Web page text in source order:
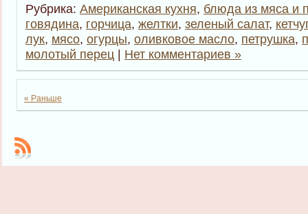
Рубрика: Американская кухня, блюда из мяса и
говядина, горчица, желтки, зеленый салат,
лук, мясо, огурцы, оливковое масло, петрушка,
молотый перец | Нет комментариев »
« Раньше